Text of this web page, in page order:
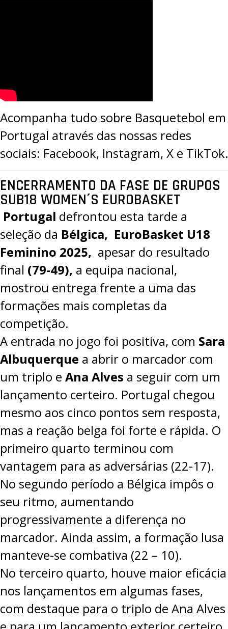
Acompanha tudo sobre Basquetebol em
Portugal através das nossas redes
sociais: Facebook, Instagram, X e TikTok.
ENCERRAMENTO DA FASE DE GRUPOS
SUB18 WOMEN´S EUROBASKET
Portugal defrontou esta tarde a
seleção da Bélgica, EuroBasket U18
Feminino 2025, apesar do resultado
final (79-49), a equipa nacional,
mostrou entrega frente a uma das
formações mais completas da
competição.
A entrada no jogo foi positiva, com Sara
Albuquerque a abrir o marcador com
um triplo e Ana Alves a seguir com um
lançamento certeiro. Portugal chegou
mesmo aos cinco pontos sem resposta,
mas a reação belga foi forte e rápida. O
primeiro quarto terminou com
vantagem para as adversárias (22-17).
No segundo período a Bélgica impôs o
seu ritmo, aumentando
progressivamente a diferença no
marcador. Ainda assim, a formação lusa
manteve-se combativa (22 – 10).
No terceiro quarto, houve maior eficácia
nos lançamentos em algumas fases,
com destaque para o triplo de Ana Alves